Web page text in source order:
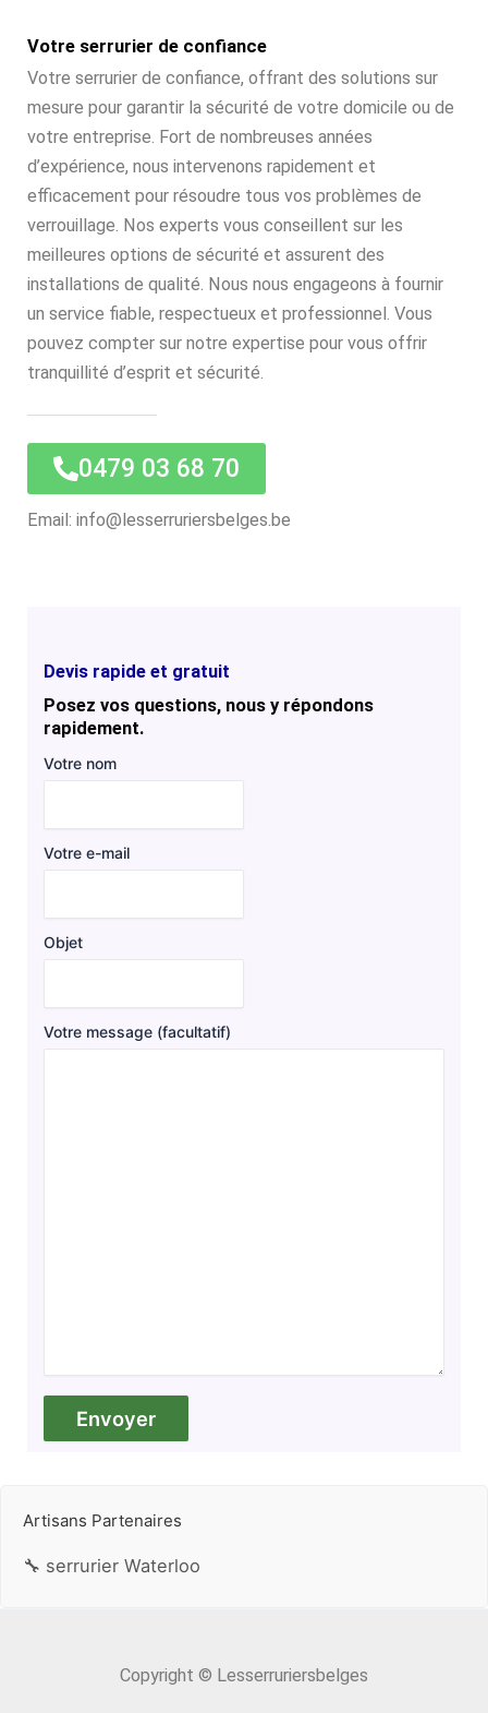
Votre serrurier de confiance
Votre serrurier de confiance, offrant des solutions sur
mesure pour garantir la sécurité de votre domicile ou de
votre entreprise. Fort de nombreuses années
d’expérience, nous intervenons rapidement et
efficacement pour résoudre tous vos problèmes de
verrouillage. Nos experts vous conseillent sur les
meilleures options de sécurité et assurent des
installations de qualité. Nous nous engageons à fournir
un service fiable, respectueux et professionnel. Vous
pouvez compter sur notre expertise pour vous offrir
tranquillité d’esprit et sécurité.
0479 03 68 70
Email: info@lesserruriersbelges.be
Devis rapide et gratuit
Posez vos questions, nous y répondons
rapidement.
Votre nom
Votre e-mail
Objet
Votre message (facultatif)
Artisans Partenaires
🔧 serrurier Waterloo
Copyright © Lesserruriersbelges